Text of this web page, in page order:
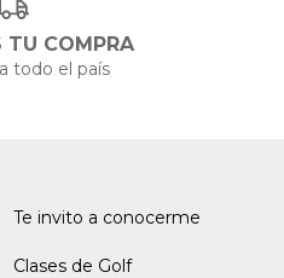
TU COMPRA
todo el país
Te invito a conocerme
Clases de Golf